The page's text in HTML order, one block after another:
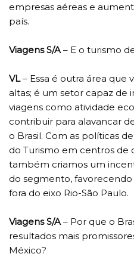
empresas aéreas e
país.
Viagens S/A – E o turismo
VL– Essa é outra área que
altas; é um setor capaz de
viagens como atividade
contribuir para alavancar
o Brasil. Com as políticas
do Turismo em centros de
também criamos um
do segmento,
fora do eixo Rio-São Paulo.
Viagens S/A – Por que o
resultados mais
México?